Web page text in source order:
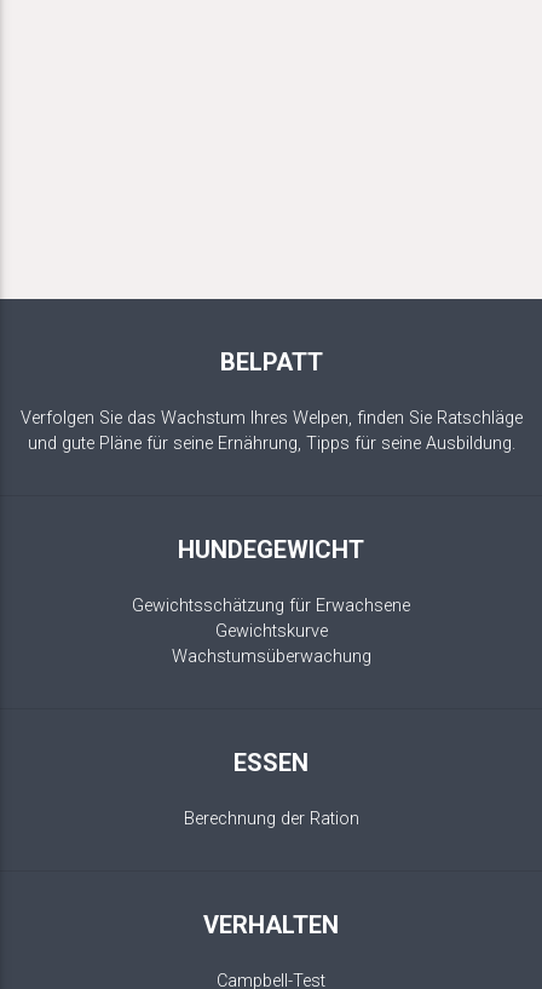
BELPATT
Verfolgen Sie das Wachstum Ihres Welpen, finden Sie Ratschläge
und gute Pläne für seine Ernährung, Tipps für seine Ausbildung.
HUNDEGEWICHT
Gewichtsschätzung für Erwachsene
Gewichtskurve
Wachstumsüberwachung
ESSEN
Berechnung der Ration
VERHALTEN
Campbell-Test